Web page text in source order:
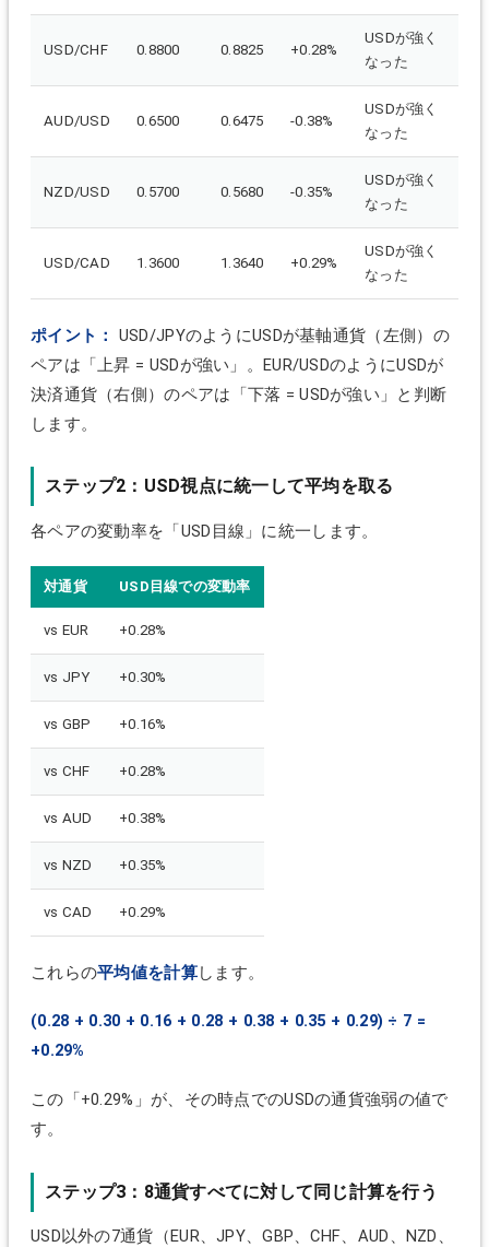
USD/CHF 0.8800 0.8825 +0.28%
USDが強く
なった
AUD/USD 0.6500 0.6475 -0.38%
USDが強く
なった
NZD/USD 0.5700 0.5680 -0.35%
USDが強く
なった
USD/CAD 1.3600 1.3640 +0.29%
USDが強く
なった
ポイント：
USD/JPYのようにUSDが基軸通貨（左側）の
ペアは「上昇 = USDが強い」。EUR/USDのようにUSDが
決済通貨（右側）のペアは「下落 = USDが強い」と判断
します。
ステップ2：USD視点に統一して平均を取る
各ペアの変動率を「USD目線」に統一します。
対通貨 USD目線での変動率
vs EUR +0.28%
vs JPY +0.30%
vs GBP +0.16%
vs CHF +0.28%
vs AUD +0.38%
vs NZD +0.35%
vs CAD +0.29%
これらの平均値を計算します。
(0.28 + 0.30 + 0.16 + 0.28 + 0.38 + 0.35 + 0.29) ÷ 7 =
+0.29%
この「+0.29%」が、その時点でのUSDの通貨強弱の値で
す。
ステップ3：8通貨すべてに対して同じ計算を行う
USD以外の7通貨（EUR、JPY、GBP、CHF、AUD、NZD、